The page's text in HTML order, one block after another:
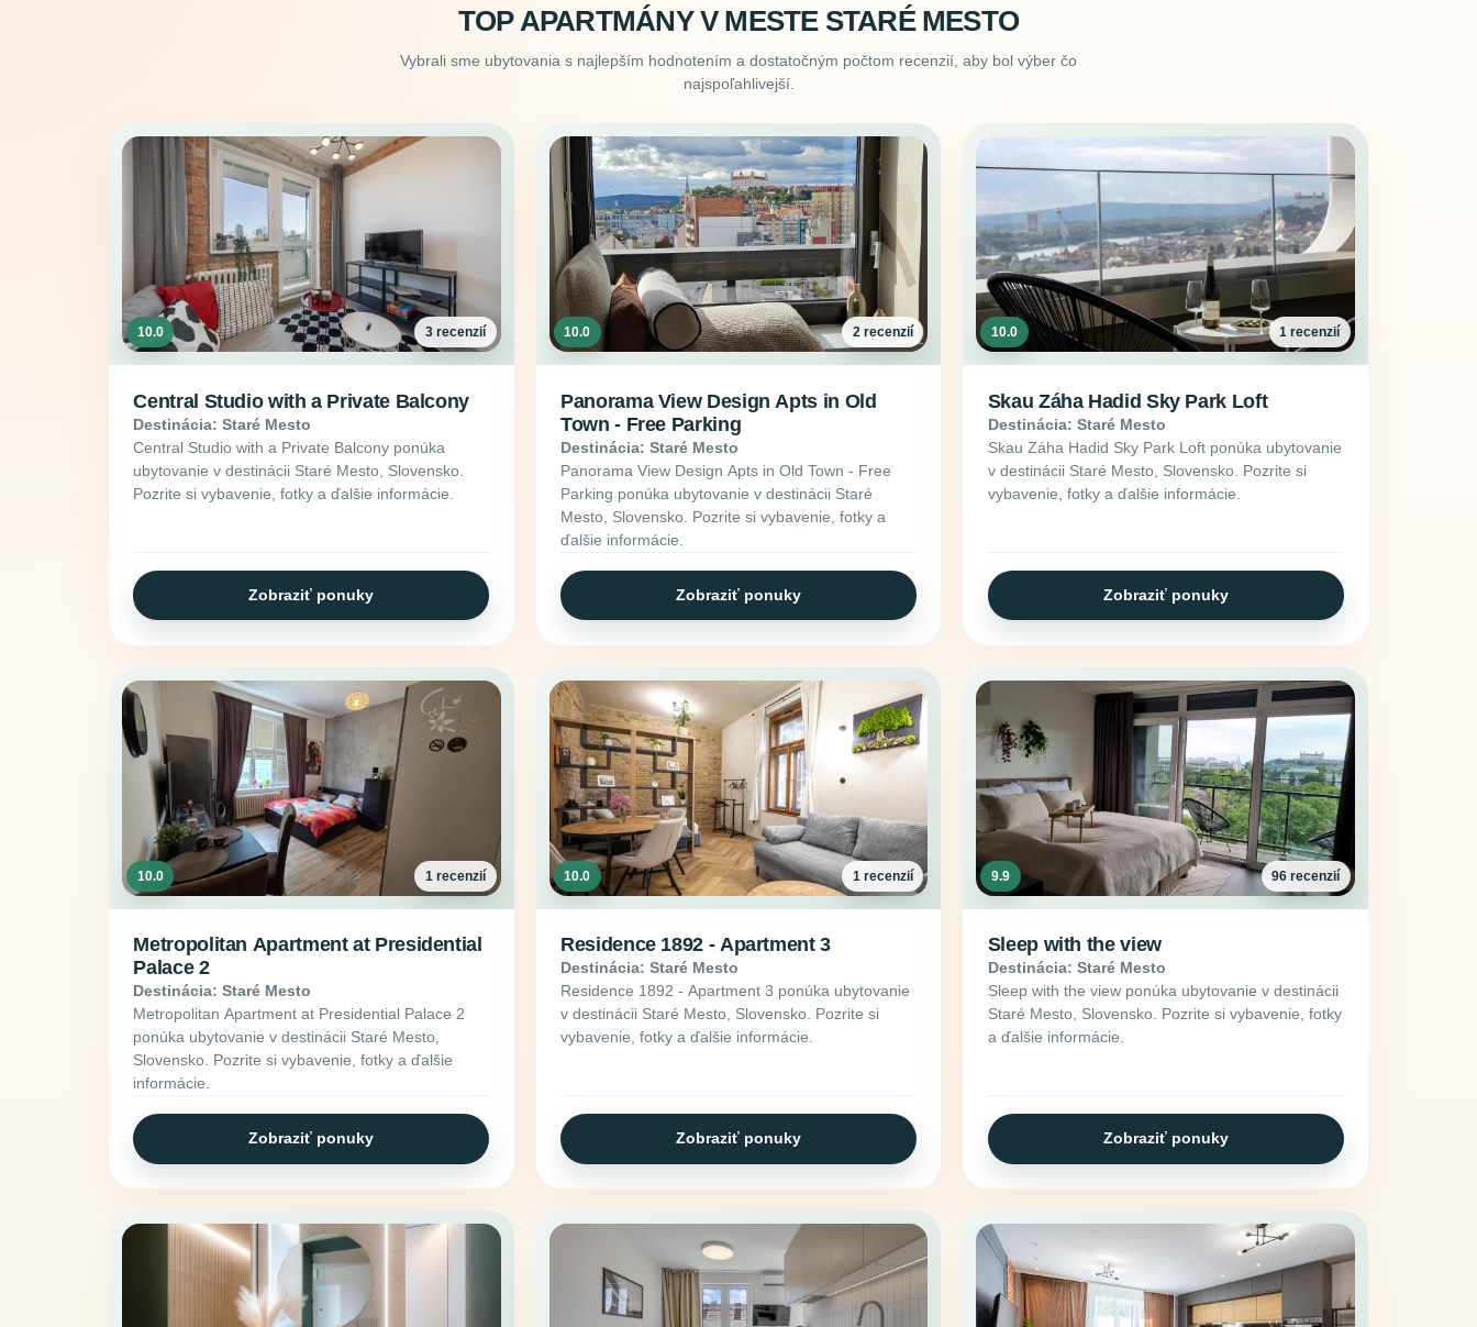
TOP APARTMÁNY V MESTE STARÉ MESTO
Vybrali sme ubytovania s najlepším hodnotením a dostatočným počtom recenzií, aby bol výber čo
najspoľahlivejší.
10.0 3 recenzií
Central Studio with a Private Balcony
Destinácia: Staré Mesto
Central Studio with a Private Balcony ponúka
ubytovanie v destinácii Staré Mesto, Slovensko.
Pozrite si vybavenie, fotky a ďalšie informácie.
Zobraziť ponuky
10.0 2 recenzií
Panorama View Design Apts in Old
Town - Free Parking
Destinácia: Staré Mesto
Panorama View Design Apts in Old Town - Free
Parking ponúka ubytovanie v destinácii Staré
Mesto, Slovensko. Pozrite si vybavenie, fotky a
ďalšie informácie.
Zobraziť ponuky
10.0 1 recenzií
Skau Záha Hadid Sky Park Loft
Destinácia: Staré Mesto
Skau Záha Hadid Sky Park Loft ponúka ubytovanie
v destinácii Staré Mesto, Slovensko. Pozrite si
vybavenie, fotky a ďalšie informácie.
Zobraziť ponuky
10.0 1 recenzií
Metropolitan Apartment at Presidential
Palace 2
Destinácia: Staré Mesto
Metropolitan Apartment at Presidential Palace 2
ponúka ubytovanie v destinácii Staré Mesto,
Slovensko. Pozrite si vybavenie, fotky a ďalšie
informácie.
Zobraziť ponuky
10.0 1 recenzií
Residence 1892 - Apartment 3
Destinácia: Staré Mesto
Residence 1892 - Apartment 3 ponúka ubytovanie
v destinácii Staré Mesto, Slovensko. Pozrite si
vybavenie, fotky a ďalšie informácie.
Zobraziť ponuky
9.9 96 recenzií
Sleep with the view
Destinácia: Staré Mesto
Sleep with the view ponúka ubytovanie v destinácii
Staré Mesto, Slovensko. Pozrite si vybavenie, fotky
a ďalšie informácie.
Zobraziť ponuky